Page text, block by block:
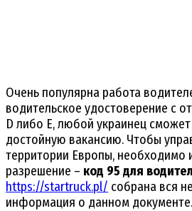
Очень популярна работа
водительское удостоверение с
D либо Е, любой украинец
достойную вакансию. Чтобы
территории Европы, необходимо
разрешение – код 95 для
https://startruck.pl/ собрана вся
информация о данном документе.